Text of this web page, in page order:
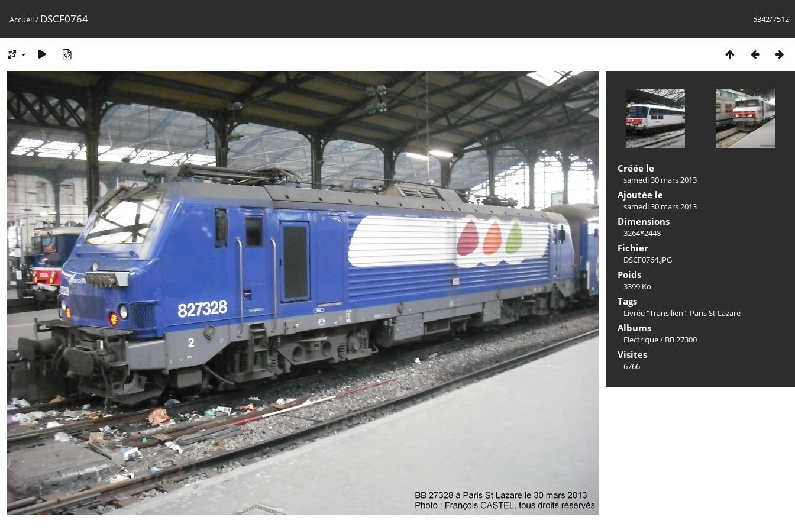
5342/7512
Accueil/ DSCF0764
Créée le
samedi 30 mars 2013
Ajoutée le
samedi 30 mars 2013
Dimensions
3264*2448
Fichier
DSCF0764.JPG
Poids
3399 Ko
Tags
Livrée "Transilien", Paris St Lazare
Albums
Electrique/ BB 27300
Visites
6766